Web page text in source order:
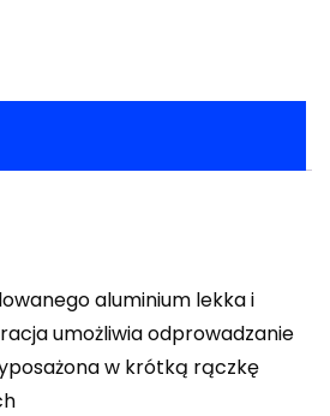
aluminium lekka i
umożliwia odprowadzanie
w krótką rączkę